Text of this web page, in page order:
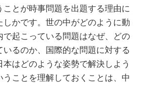
ことが時事問題を出題する理由に
しかです。世の中がどのように動
で起こっている問題はなぜ、どの
いるのか、国際的な問題に対する
はどのような姿勢で解決しよう
うことを理解しておくことは、中